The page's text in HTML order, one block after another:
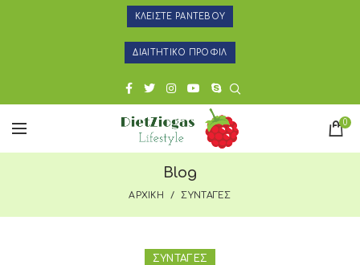
ΚΛΕΙΣΤΕ ΡΑΝΤΕΒΟΥ
ΔΙΑΙΤΗΤΙΚΟ ΠΡΟΦΙΛ
0
Blog
ΑΡΧΙΚΗ ΣΥΝΤΑΓΕΣ
ΣΥΝΤΑΓΕΣ